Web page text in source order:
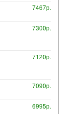
7467р.
7300р.
7120р.
7090р.
6995р.